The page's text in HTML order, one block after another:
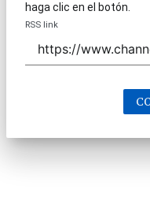
haga clic en el botón.
RSS link